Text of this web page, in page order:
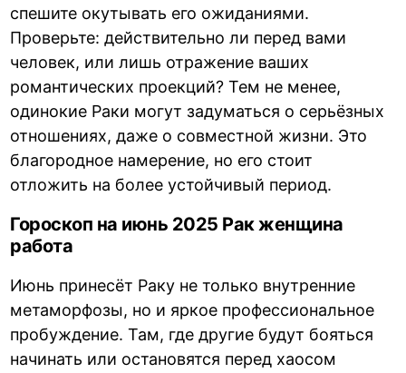
спешите окутывать его ожиданиями.
Проверьте: действительно ли перед вами
человек, или лишь отражение ваших
романтических проекций? Тем не менее,
одинокие Раки могут задуматься о серьёзных
отношениях, даже о совместной жизни. Это
благородное намерение, но его стоит
отложить на более устойчивый период.
Гороскоп на июнь 2025 Рак женщина
работа
Июнь принесёт Раку не только внутренние
метаморфозы, но и яркое профессиональное
пробуждение. Там, где другие будут бояться
начинать или остановятся перед хаосом